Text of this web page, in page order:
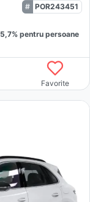
POR243451
5,7% pentru persoane
Favorite